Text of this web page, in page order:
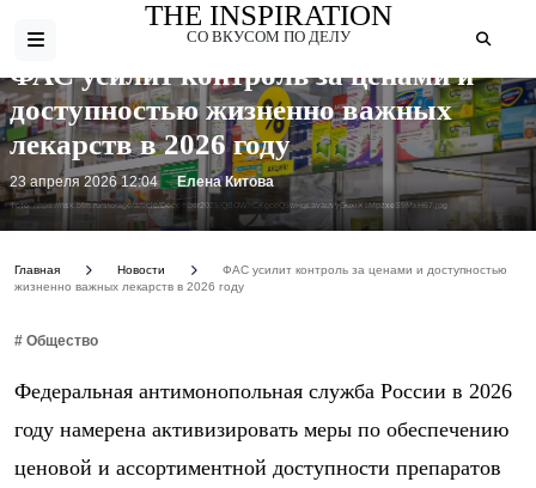
THE INSPIRATION
СО ВКУСОМ ПО ДЕЛУ
Фото: https://nsk.bfm.ru/storage/article/December2025/QBOWhCKgcdQ5wHqLavauvyGuxiX1MpzxeS9MxH67.jpg
ФАС усилит контроль за ценами и
доступностью жизненно важных
лекарств в 2026 году
23 апреля 2026 12:04 Елена Китова
Главная Новости
ФАС усилит контроль за ценами и доступностью
жизненно важных лекарств в 2026 году
# Общество
Федеральная антимонопольная служба России в 2026
году намерена активизировать меры по обеспечению
ценовой и ассортиментной доступности препаратов